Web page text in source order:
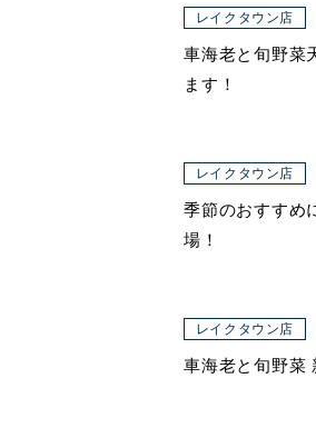
レイクタウン店
車海老と旬野菜
ます！
レイクタウン店
季節のおすすめ
場！
レイクタウン店
車海老と旬野菜